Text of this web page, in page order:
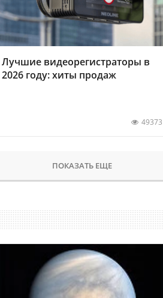
Лучшие видеорегистраторы в
2026 году: хиты продаж
49373
ПОКАЗАТЬ ЕЩЕ